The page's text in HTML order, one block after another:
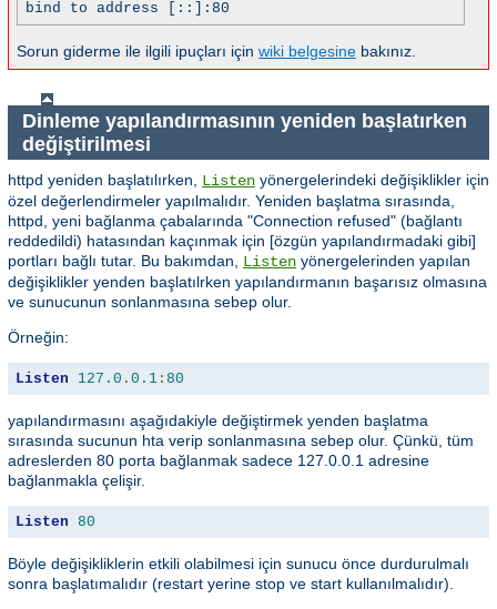
bind to address [::]:80
Sorun giderme ile ilgili ipuçları için wiki belgesine bakınız.
Dinleme yapılandırmasının yeniden başlatırken
değiştirilmesi
httpd yeniden başlatılırken, Listen yönergelerindeki değişiklikler için
özel değerlendirmeler yapılmalıdır. Yeniden başlatma sırasında,
httpd, yeni bağlanma çabalarında "Connection refused" (bağlantı
reddedildi) hatasından kaçınmak için [özgün yapılandırmadaki gibi]
portları bağlı tutar. Bu bakımdan, Listen yönergelerinden yapılan
değişiklikler yenden başlatılrken yapılandırmanın başarısız olmasına
ve sunucunun sonlanmasına sebep olur.
Örneğin:
Listen 127.0 . 0.1 : 80
yapılandırmasını aşağıdakiyle değiştirmek yenden başlatma
sırasında sucunun hta verip sonlanmasına sebep olur. Çünkü, tüm
adreslerden 80 porta bağlanmak sadece 127.0.0.1 adresine
bağlanmakla çelişir.
Listen 80
Böyle değişikliklerin etkili olabilmesi için sunucu önce durdurulmalı
sonra başlatımalıdır (restart yerine stop ve start kullanılmalıdır).